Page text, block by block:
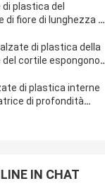
plastica del
di fiore di lunghezza di
di plastica della
cortile espongono
di plastica interne
di profondità
IN CHAT